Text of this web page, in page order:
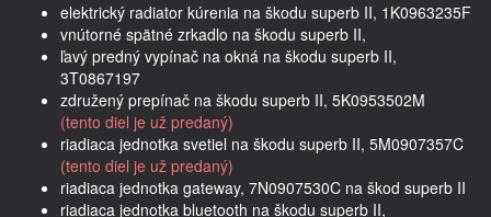
elektrický radiator kúrenia na škodu superb II, 1K0963235F
vnútorné spätné zrkadlo na škodu superb II,
ľavý predný vypínač na okná na škodu superb II,
3T0867197
združený prepínač na škodu superb II, 5K0953502M
(tento diel je už predaný)
riadiaca jednotka svetiel na škodu superb II, 5M0907357C
(tento diel je už predaný)
riadiaca jednotka gateway, 7N0907530C na škod superb II
riadiaca jednotka bluetooth na škodu superb II,